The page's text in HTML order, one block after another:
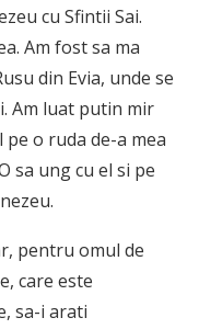
cu Sfintii Sai.
Am fost sa ma
din Evia, unde se
Am luat putin mir
o ruda de-a mea
sa ung cu el si pe
pentru omul de
care este
sa-i arati